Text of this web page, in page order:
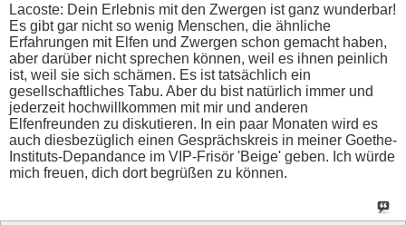
Lacoste: Dein Erlebnis mit den Zwergen ist ganz wunderbar!
Es gibt gar nicht so wenig Menschen, die ähnliche
Erfahrungen mit Elfen und Zwergen schon gemacht haben,
aber darüber nicht sprechen können, weil es ihnen peinlich
ist, weil sie sich schämen. Es ist tatsächlich ein
gesellschaftliches Tabu. Aber du bist natürlich immer und
jederzeit hochwillkommen mit mir und anderen
Elfenfreunden zu diskutieren. In ein paar Monaten wird es
auch diesbezüglich einen Gesprächskreis in meiner Goethe-
Instituts-Depandance im VIP-Frisör 'Beige' geben. Ich würde
mich freuen, dich dort begrüßen zu können.